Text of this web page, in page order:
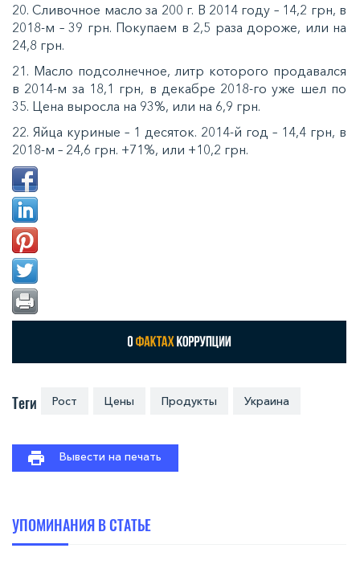
20. Сливочное масло за 200 г. В 2014 году – 14,2 грн, в
2018-м – 39 грн. Покупаем в 2,5 раза дороже, или на
24,8 грн.
21. Масло подсолнечное, литр которого продавался
в 2014-м за 18,1 грн, в декабре 2018-го уже шел по
35. Цена выросла на 93%, или на 6,9 грн.
22. Яйца куриные – 1 десяток. 2014-й год – 14,4 грн, в
2018-м – 24,6 грн. +71%, или +10,2 грн.
Теги Рост Цены Продукты Украина
Вывести на печать
УПОМИНАНИЯ В СТАТЬЕ